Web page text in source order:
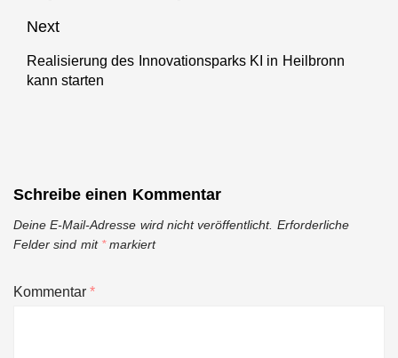
Next
Next
post:
Realisierung des Innovationsparks KI in Heilbronn
kann starten
Schreibe einen Kommentar
Deine E-Mail-Adresse wird nicht veröffentlicht. Erforderliche
Felder sind mit *markiert
Kommentar*